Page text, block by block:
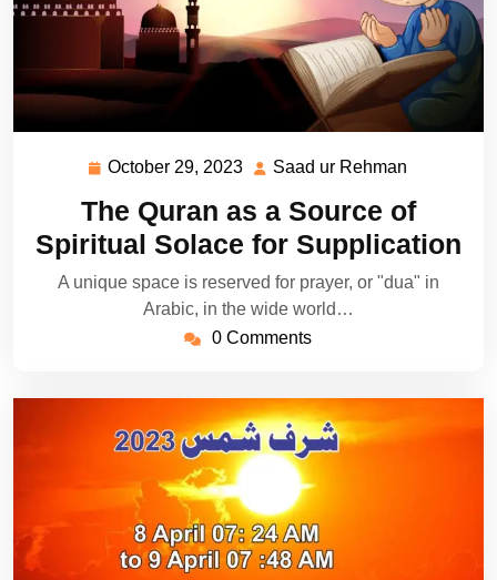
October 29, 2023 October
2023
Saad ur Rehman
Rehman
The Quran as a Source of
Spiritual Solace for Supplication
A unique space is reserved for prayer, or "dua" in
Arabic, in the wide world…
0 Comments